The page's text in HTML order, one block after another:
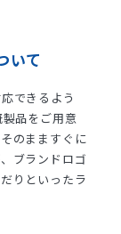
いて
できるよう
品をご用意
のまますぐに
ブランドロゴ
りといったラ